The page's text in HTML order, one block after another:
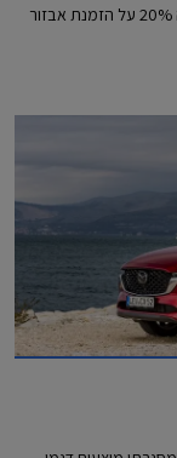
אבזור במתנה. בנוסף ייהנו חברי המועדון מהנחה בגובה 20% על הזמנת אבזור